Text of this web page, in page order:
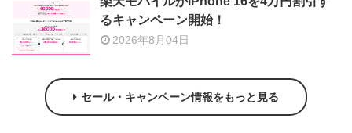
るキャンペーン開始！
2026年8月04日
セール・キャンペーン情報をもっと見る